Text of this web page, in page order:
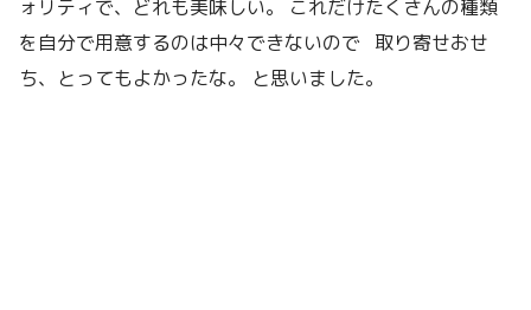
ォリティで、どれも美味しい。 これだけたくさんの種類
を自分で用意するのは中々できないので 取り寄せおせ
ち、とってもよかったな。 と思いました。